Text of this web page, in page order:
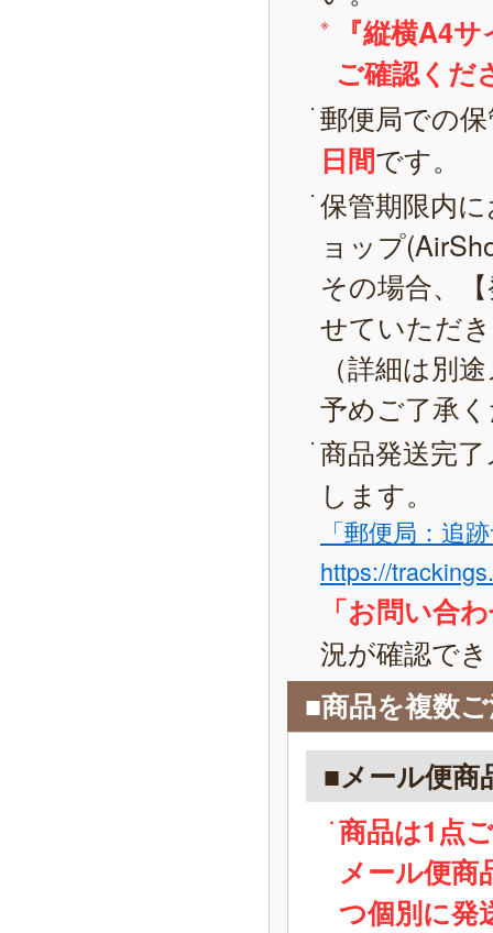
『縦横A4
ご確認くだ
郵便局での
日間です。
保管期限内
ョップ
その場合、
せていただ
（詳細は別
予めご了承
商品発送完
します。
「郵便局：追
https://
「お問い合
況が確認で
■商品を複数
■メール便商
商品は1点
メール便商
つ個別に発